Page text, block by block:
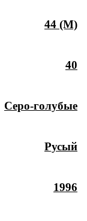
44 (M)
40
Серо-голубые
Русый
1996